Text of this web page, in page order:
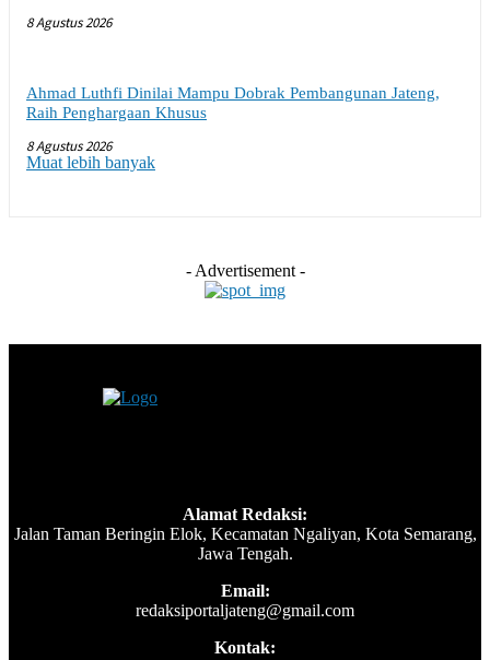
8 Agustus 2026
Ahmad Luthfi Dinilai Mampu Dobrak Pembangunan Jateng,
Raih Penghargaan Khusus
8 Agustus 2026
Muat lebih banyak
- Advertisement -
Alamat Redaksi:
Jalan Taman Beringin Elok, Kecamatan Ngaliyan, Kota Semarang,
Jawa Tengah.
Email:
redaksiportaljateng@gmail.com
Kontak: